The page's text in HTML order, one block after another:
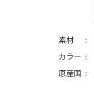
素材
カラー
原産国